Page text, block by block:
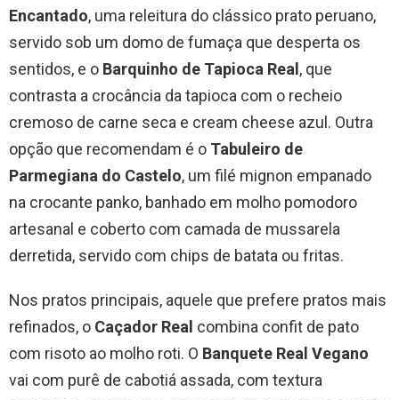
Encantado, uma releitura do clássico prato peruano,
servido sob um domo de fumaça que desperta os
sentidos, e o Barquinho de Tapioca Real , que
contrasta a crocância da tapioca com o recheio
cremoso de carne seca e cream cheese azul. Outra
opção que recomendam é o Tabuleiro de
Parmegiana do Castelo, um filé mignon empanado
na crocante panko, banhado em molho pomodoro
artesanal e coberto com camada de mussarela
derretida, servido com chips de batata ou fritas.
Nos pratos principais, aquele que prefere pratos mais
refinados, o Caçador Real combina confit de pato
com risoto ao molho roti. O Banquete Real Vegano
vai com purê de cabotiá assada, com textura